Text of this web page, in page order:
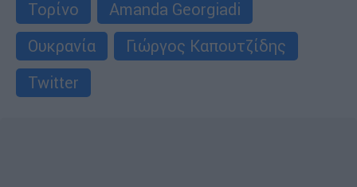
Τορίνο
Amanda Georgiadi
Ουκρανία
Γιώργος Καπουτζίδης
Twitter